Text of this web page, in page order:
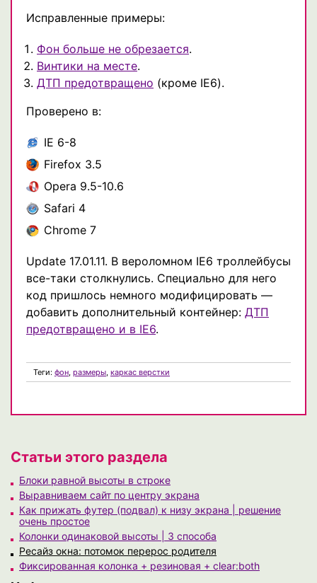
Исправленные примеры:
Фон больше не обрезается.
Винтики на месте.
ДТП предотвращено (кроме IE6).
Проверено в:
IE 6-8
Firefox 3.5
Opera 9.5-10.6
Safari 4
Chrome 7
Update 17.01.11. В вероломном IE6 троллейбусы
все-таки столкнулись. Специально для него
код пришлось немного модифицировать —
добавить дополнительный контейнер: ДТП
предотвращено и в IE6.
Теги: фон, размеры, каркас верстки
Статьи этого раздела
Блоки равной высоты в строке
Выравниваем сайт по центру экрана
Как прижать футер (подвал) к низу экрана | решение
очень простое
Колонки одинаковой высоты | 3 способа
Ресайз окна: потомок перерос родителя
Фиксированная колонка + резиновая + clear:both